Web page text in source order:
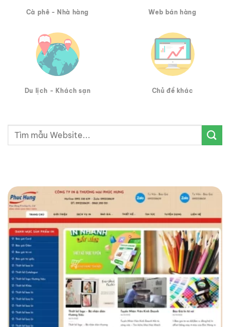
Cà phê - Nhà hàng Web bán hàng
Du lịch - Khách sạn Chủ đề khác
Tìm